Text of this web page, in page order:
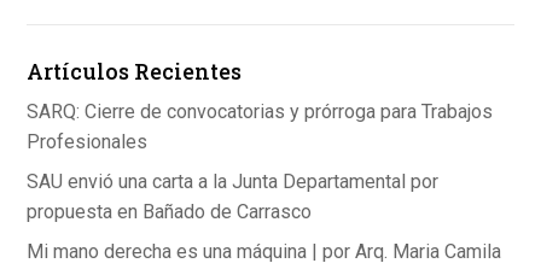
o
k
p
p
Artículos Recientes
SARQ: Cierre de convocatorias y prórroga para Trabajos
Profesionales
SAU envió una carta a la Junta Departamental por
propuesta en Bañado de Carrasco
Mi mano derecha es una máquina | por Arq. Maria Camila